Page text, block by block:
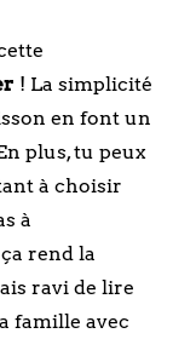
! La simplicité
en font un
plus, tu peux
à choisir
à
rend la
ravi de lire
famille avec